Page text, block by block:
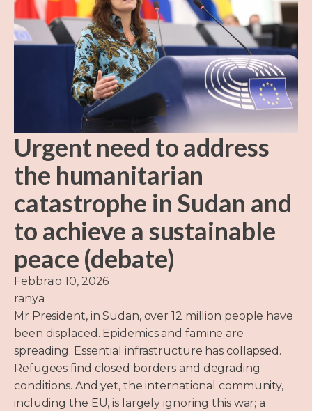
Urgent need to address
the humanitarian
catastrophe in Sudan and
to achieve a sustainable
peace (debate)
Febbraio 10, 2026
ranya
Mr President, in Sudan, over 12 million people have
been displaced. Epidemics and famine are
spreading. Essential infrastructure has collapsed.
Refugees find closed borders and degrading
conditions. And yet, the international community,
including the EU, is largely ignoring this war; a